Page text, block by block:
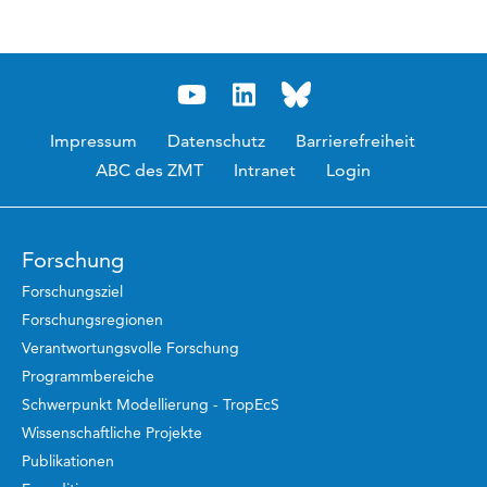
Impressum Datenschutz
Barrierefreiheit
ABC des ZMT
Intranet Login
Forschung
Forschungsziel
Forschungsregionen
Verantwortungsvolle Forschung
Programmbereiche
Schwerpunkt Modellierung - TropEcS
Wissenschaftliche Projekte
Publikationen